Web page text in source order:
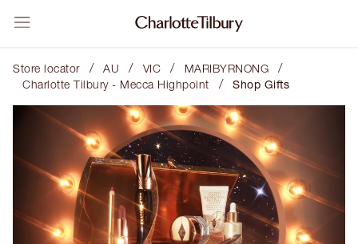
Store locator / AU / VIC / MARIBYRNONG /
Charlotte Tilbury - Mecca Highpoint / Shop Gifts